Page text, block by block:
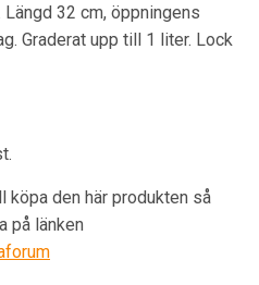
32 cm, öppningens
Graderat upp till 1 liter. Lock
köpa den här produkten så
på länken